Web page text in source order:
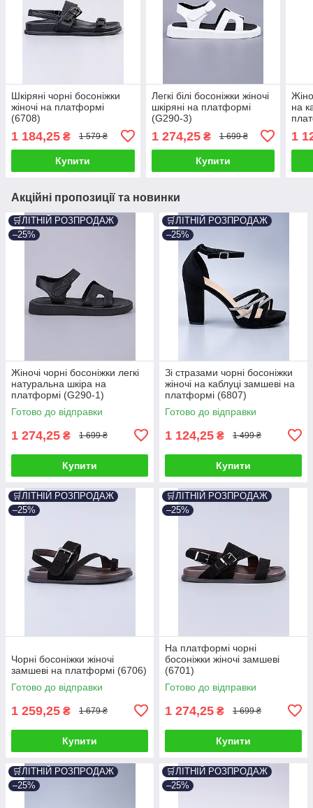
Шкіряні чорні босоніжки
жіночі на платформі
(6708)
1 184,25 ₴ 1 579 ₴
Купити
Легкі білі босоніжки жіночі
шкіряні на платформі
(G290-3)
1 274,25₴ 1 699 ₴
Купити
на
1
Акційні пропозиції та новинки
🛒ЛІТНІЙ РОЗПРОДАЖ
–25%
Жіночі чорні босоніжки легкі
натуральна шкіра на
платформі (G290-1)
Готово до відправки
1 274,25 ₴ 1 699 ₴
Купити
🛒ЛІТНІЙ РОЗПРОДАЖ
–25%
Зі стразами чорні босоніжки
жіночі на каблуці замшеві на
платформі (6807)
Готово до відправки
1 124,25 ₴ 1 499 ₴
Купити
🛒ЛІТНІЙ РОЗПРОДАЖ
–25%
Чорні босоніжки жіночі
замшеві на платформі (6706)
Готово до відправки
1 259,25 ₴ 1 679 ₴
Купити
🛒ЛІТНІЙ РОЗПРОДАЖ
–25%
На платформі чорні
босоніжки жіночі замшеві
(6701)
Готово до відправки
1 274,25 ₴ 1 699 ₴
Купити
🛒ЛІТНІЙ РОЗПРОДАЖ
–25%
🛒ЛІТНІЙ РОЗПРОДАЖ
–25%